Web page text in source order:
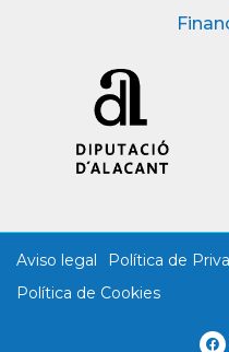
Aviso legal Política de
Política de Cookies